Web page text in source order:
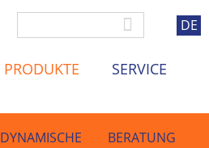
PRODUKTE
DYNAMISCHE
SERVICE
BERATUNG
DE